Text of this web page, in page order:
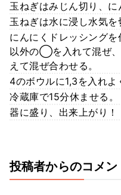
玉ねぎはみじん切り、に
玉ねぎは水に浸し水気を
にんにくドレッシング
以外の◯を入れて混ぜ
えて混ぜ合わせる。
4のボウルに1,3を入れよ
冷蔵庫で15分休ませる。
器に盛り、出来上がり！
投稿者からのコメン